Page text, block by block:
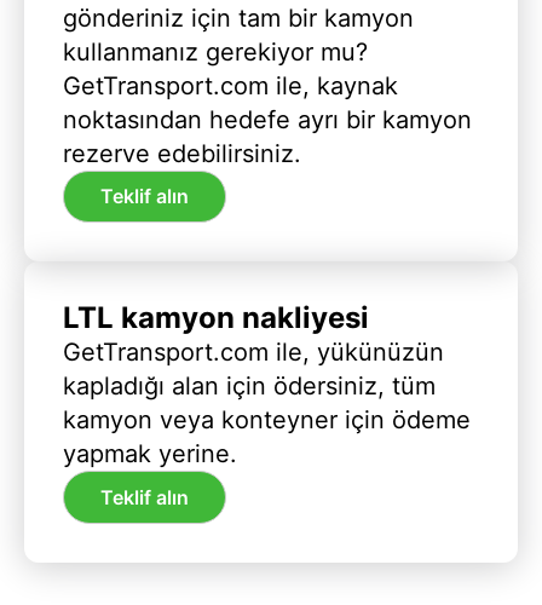
gönderiniz için tam bir kamyon
kullanmanız gerekiyor mu?
GetTransport.com ile, kaynak
noktasından hedefe ayrı bir kamyon
rezerve edebilirsiniz.
Teklif alın
LTL kamyon nakliyesi
GetTransport.com ile, yükünüzün
kapladığı alan için ödersiniz, tüm
kamyon veya konteyner için ödeme
yapmak yerine.
Teklif alın